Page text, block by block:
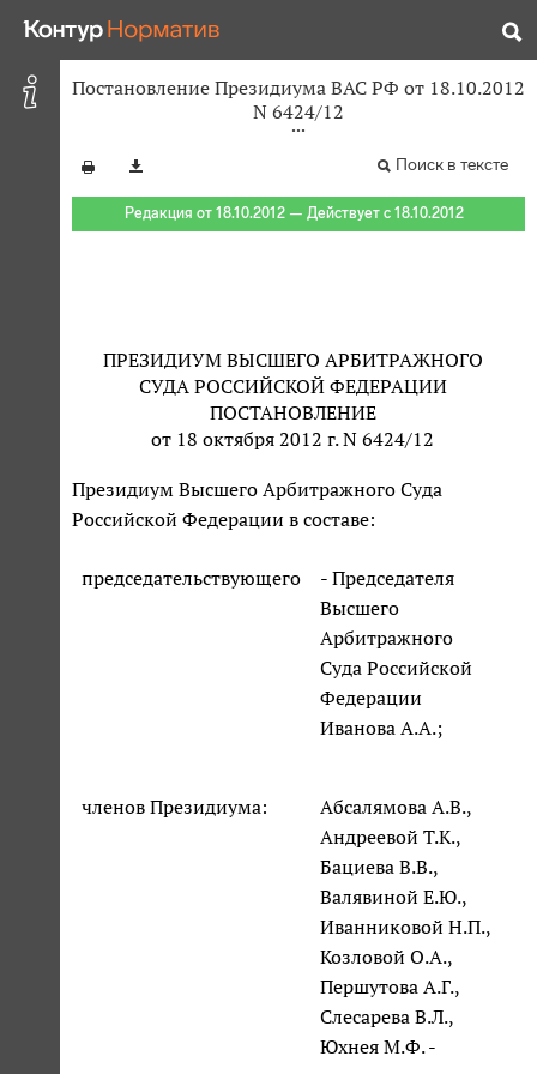
Постановление Президиума ВАС РФ от 18.10.2012
N 6424/12
Поиск в тексте
Редакция от 18.10.2012 — Действует с 18.10.2012
ПРЕЗИДИУМ ВЫСШЕГО АРБИТРАЖНОГО
СУДА РОССИЙСКОЙ ФЕДЕРАЦИИ
ПОСТАНОВЛЕНИЕ
от 18 октября 2012 г. N 6424/12
Президиум Высшего Арбитражного Суда
Российской Федерации в составе:
председательствующего
- Председателя
Высшего
Арбитражного
Суда Российской
Федерации
Иванова А.А.;
членов Президиума:
Абсалямова А.В.,
Андреевой Т.К.,
Бациева В.В.,
Валявиной Е.Ю.,
Иванниковой Н.П.,
Козловой О.А.,
Першутова А.Г.,
Слесарева В.Л.,
Юхнея М.Ф. -